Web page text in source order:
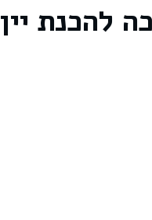
להכנת יין